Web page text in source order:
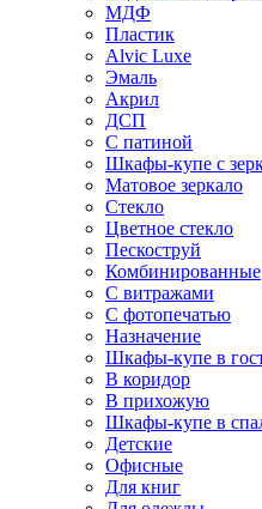
МДФ
Пластик
Alvic Luxe
Эмаль
Акрил
ДСП
С патиной
Шкафы-купе с
Матовое зеркало
Стекло
Цветное стекло
Пескоструй
Комбинированные
С витражами
С фотопечатью
Назначение
Шкафы-купе в
В коридор
В прихожую
Шкафы-купе в
Детские
Офисные
Для книг